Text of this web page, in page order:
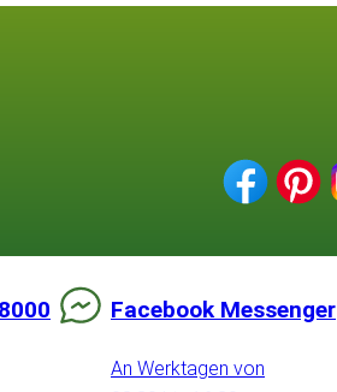
Facebook Messenger
An Werktagen von